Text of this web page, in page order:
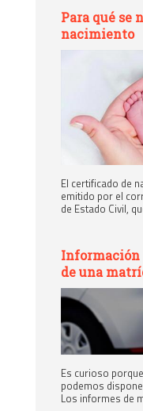
Para qué se
nacimiento
El certificado de
emitido por el
de Estado Civil,
Información
de una
Es curioso
podemos
Los informes de